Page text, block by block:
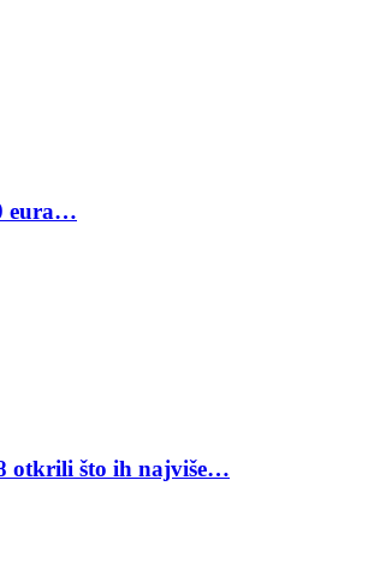
eura…
otkrili što ih najviše…